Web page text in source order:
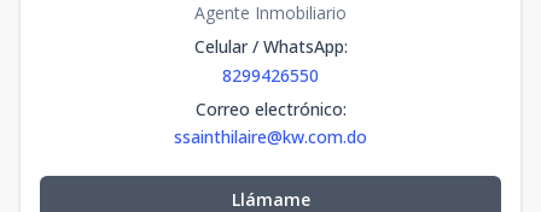
Agente Inmobiliario
Celular / WhatsApp:
8299426550
Correo electrónico:
ssainthilaire@kw.com.do
Llámame